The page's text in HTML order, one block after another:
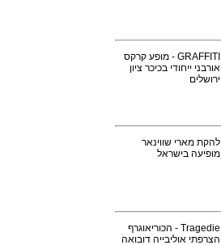
GRAFFITI - מופע קרקס
אורבני ייחודי בכיכר ציון
ירושלים
להקת מארי שווינאר
מופיעה בישראל
Tragedie - הכוריאוגרף
הצרפתי אוליבייה דובואה